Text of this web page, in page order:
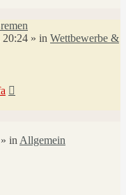
» in Wettbewerbe &
» in Allgemein